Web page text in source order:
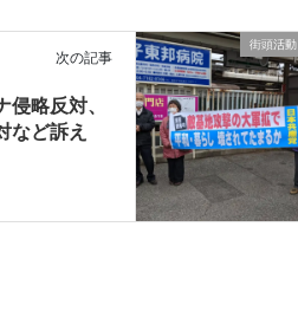
街頭活動
次の記事
侵略反対、
など訴え